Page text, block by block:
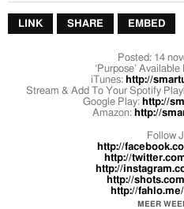
LINK SHARE EMBED
Posted: 14
‘Purpose’
iTunes: http://
Stream & Add To Your Spotify
Google Play: http://
Amazon: http://
Follow
http://
http://
http://
http://
http://
And sign up to Justin’s newsletter:
MEER